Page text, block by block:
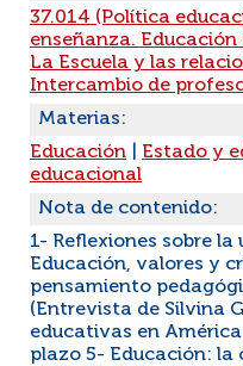
37.014 (Política
enseñanza.
La Escuela y las
Intercambio de
Materias:
Educación
Estado y
educacional
Nota de contenido:
1- Reflexiones sobre
Educación, valores y
pensamiento
(Entrevista de Silvina
educativas en
plazo 5- Educación: la